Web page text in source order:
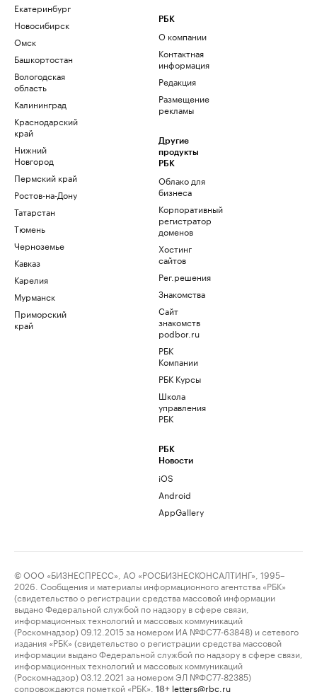
Екатеринбург
Новосибирск
Омск
Башкортостан
Вологодская
область
Калининград
Краснодарский
край
Нижний
Новгород
Пермский край
Ростов-на-Дону
Татарстан
Тюмень
Черноземье
Кавказ
Карелия
Мурманск
Приморский
край
РБК
О компании
Контактная
информация
Редакция
Размещение
рекламы
Другие
продукты
РБК
Облако для
бизнеса
Корпоративный
регистратор
доменов
Хостинг
сайтов
Рег.решения
Знакомства
Сайт
знакомств
podbor.ru
РБК
Компании
РБК Курсы
Школа
управления
РБК
РБК
Новости
iOS
Android
AppGallery
© ООО «БИЗНЕСПРЕСС», АО «РОСБИЗНЕСКОНСАЛТИНГ», 1995–
2026. Сообщения и материалы информационного агентства «РБК»
(свидетельство о регистрации средства массовой информации
выдано Федеральной службой по надзору в сфере связи,
информационных технологий и массовых коммуникаций
(Роскомнадзор) 09.12.2015 за номером ИА №ФС77-63848) и сетевого
издания «РБК» (свидетельство о регистрации средства массовой
информации выдано Федеральной службой по надзору в сфере связи,
информационных технологий и массовых коммуникаций
(Роскомнадзор) 03.12.2021 за номером ЭЛ №ФС77-82385)
сопровождаются пометкой «РБК».
18+ letters@rbc.ru